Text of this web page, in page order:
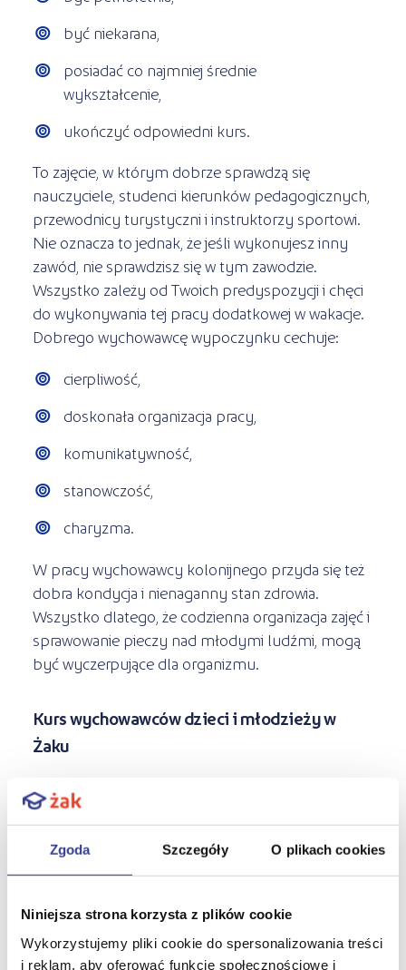
Zgoda Szczegóły O plikach cookies
Niniejsza strona korzysta z plików cookie
Wykorzystujemy pliki cookie do spersonalizowania treści
i reklam, aby oferować funkcje społecznościowe i
być niekarana,
posiadać co najmniej średnie
wykształcenie,
ukończyć odpowiedni kurs.
To zajęcie, w którym dobrze sprawdzą się
nauczyciele, studenci kierunków pedagogicznych,
przewodnicy turystyczni i instruktorzy sportowi.
Nie oznacza to jednak, że jeśli wykonujesz inny
zawód, nie sprawdzisz się w tym zawodzie.
Wszystko zależy od Twoich predyspozycji i chęci
do wykonywania tej pracy dodatkowej w wakacje.
Dobrego wychowawcę wypoczynku cechuje:
cierpliwość,
doskonała organizacja pracy,
komunikatywność,
stanowczość,
charyzma.
W pracy wychowawcy kolonijnego przyda się też
dobra kondycja i nienaganny stan zdrowia.
Wszystko dlatego, że codzienna organizacja zajęć i
sprawowanie pieczy nad młodymi ludźmi, mogą
być wyczerpujące dla organizmu.
Kurs wychowawców dzieci i młodzieży w
Żaku
Jeśli chcesz podjąć dodatkową pracę na wakacje,
jakowychowawca kolonijny
wychowawcy wypoczynku ma charakter
stacjonarny i trwa 36 godzin. W trakcie kursu,
słuchacze zapoznają się m.in. z obowiązkami
zajęć i wypoczynku dzieci i młodzieży, a także uczą